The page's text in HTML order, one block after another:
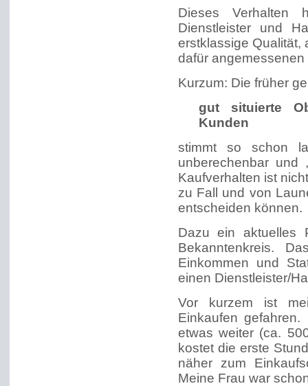
Dieses Verhalten
Dienstleister und
erstklassige Qualität,
dafür
Kurzum: Die früher
gut situierte
Kunden
stimmt so schon
unberechenbar und
Kaufverhalten ist
zu Fall und von
entscheiden können.
Dazu ein aktuelles
Bekanntenkreis.
Einkommen und
einen Dienstleister/
Vor kurzem ist
Einkaufen
etwas weiter (ca.
kostet die erste
näher zum
Meine Frau war